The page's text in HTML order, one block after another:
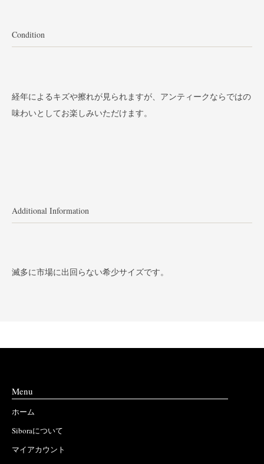
Condition
経年によるキズや擦れが見られますが、アンティークならではの
味わいとしてお楽しみいただけます。
Additional Information
滅多に市場に出回らない希少サイズです。
Menu
ホーム
Siboraについて
マイアカウント